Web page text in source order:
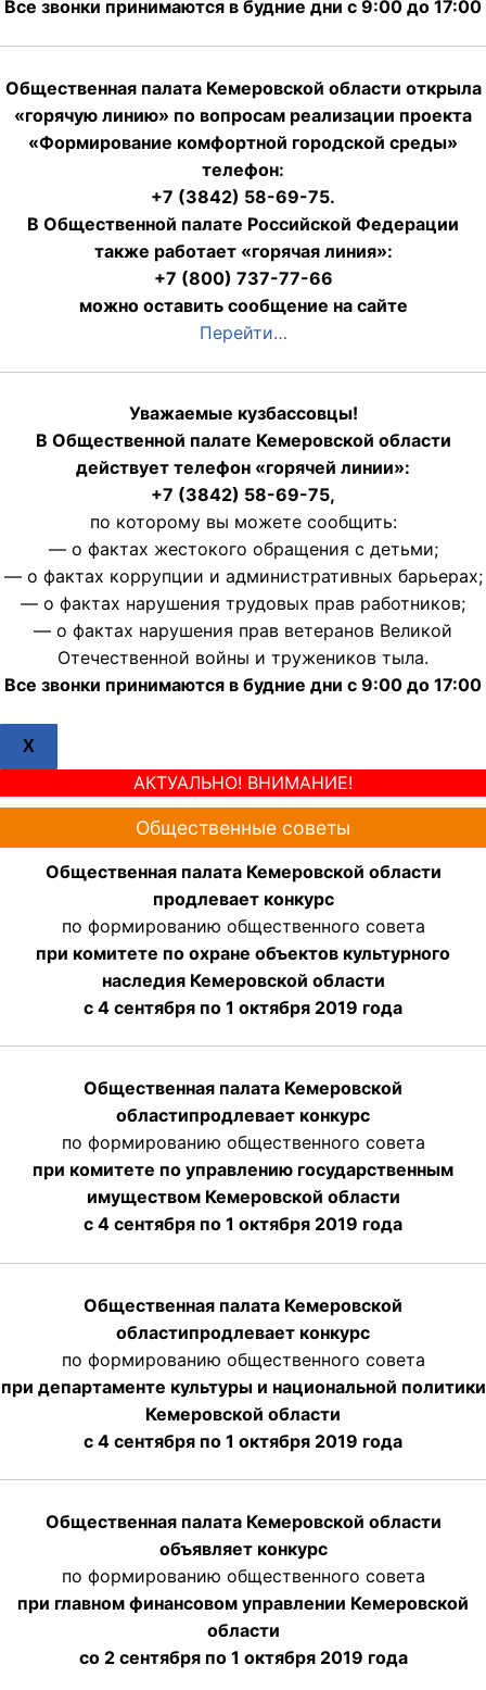
Все звонки принимаются в будние дни с 9:00 до 17:00
Общественная палата Кемеровской области открыла
«горячую линию» по вопросам реализации проекта
«Формирование комфортной городской среды»
телефон:
+7 (3842) 58-69-75.
В Общественной палате Российской Федерации
также работает «горячая линия»:
+7 (800) 737-77-66
можно оставить сообщение на сайте
Перейти…
Уважаемые кузбассовцы!
В Общественной палате Кемеровской области
действует телефон «горячей линии»:
+7 (3842) 58-69-75,
по которому вы можете сообщить:
— о фактах жестокого обращения с детьми;
— о фактах коррупции и административных барьерах;
— о фактах нарушения трудовых прав работников;
— о фактах нарушения прав ветеранов Великой
Отечественной войны и тружеников тыла.
Все звонки принимаются в будние дни с 9:00 до 17:00
X
АКТУАЛЬНО! ВНИМАНИЕ!
Общественные советы
Общественная палата Кемеровской области
продлевает конкурс
по формированию общественного совета
при комитете по охране объектов культурного
наследия Кемеровской области
с 4 сентября по 1 октября 2019 года
Общественная палата Кемеровской
областипродлевает конкурс
по формированию общественного совета
при комитете по управлению государственным
имуществом Кемеровской области
с 4 сентября по 1 октября 2019 года
Общественная палата Кемеровской
областипродлевает конкурс
по формированию общественного совета
при департаменте культуры и национальной политики
Кемеровской области
с 4 сентября по 1 октября 2019 года
Общественная палата Кемеровской области
объявляет конкурс
по формированию общественного совета
при главном финансовом управлении Кемеровской
области
со 2 сентября по 1 октября 2019 года